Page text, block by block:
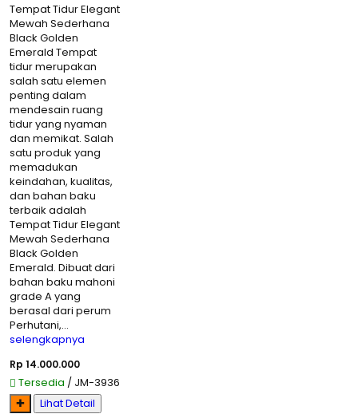
Tempat Tidur Elegant
Mewah Sederhana
Black Golden
Emerald Tempat
tidur merupakan
salah satu elemen
penting dalam
mendesain ruang
tidur yang nyaman
dan memikat. Salah
satu produk yang
memadukan
keindahan, kualitas,
dan bahan baku
terbaik adalah
Tempat Tidur Elegant
Mewah Sederhana
Black Golden
Emerald. Dibuat dari
bahan baku mahoni
grade A yang
berasal dari perum
Perhutani,…
selengkapnya
Rp 14.000.000
Tersedia / JM-3936
✚
Lihat Detail